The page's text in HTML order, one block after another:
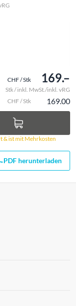
CHF / Stk 169.–
Stk / inkl. MwSt./inkl. vRG
CHF / Stk 169.00
& ist mit Mehrkosten
PDF herunterladen